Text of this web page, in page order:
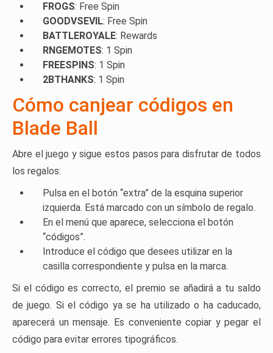
FROGS: Free Spin
GOODVSEVIL: Free Spin
BATTLEROYALE: Rewards
RNGEMOTES: 1 Spin
FREESPINS: 1 Spin
2BTHANKS: 1 Spin
Cómo canjear códigos en
Blade Ball
Abre el juego y sigue estos pasos para disfrutar de todos
los regalos:
Pulsa en el botón “extra” de la esquina superior
izquierda. Está marcado con un símbolo de regalo.
En el menú que aparece, selecciona el botón
“códigos”.
Introduce el código que desees utilizar en la
casilla correspondiente y pulsa en la marca.
Si el código es correcto, el premio se añadirá a tu saldo
de juego. Si el código ya se ha utilizado o ha caducado,
aparecerá un mensaje. Es conveniente copiar y pegar el
código para evitar errores tipográficos.